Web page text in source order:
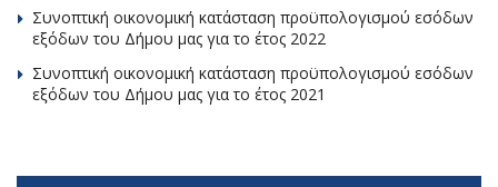
Συνοπτική οικονομική κατάσταση προϋπολογισμού εσόδων
εξόδων του Δήμου μας για το έτος 2022
Συνοπτική οικονομική κατάσταση προϋπολογισμού εσόδων
εξόδων του Δήμου μας για το έτος 2021